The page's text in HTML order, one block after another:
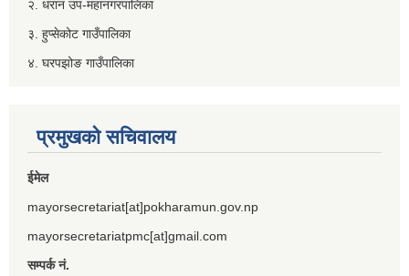
२. धरान उप-महानगरपालिका
३. हुप्सेकोट गाउँपालिका
४. घरपझोङ गाउँपालिका
प्रमुखको सचिवालय
ईमेल
mayorsecretariat[at]pokharamun.gov.np
mayorsecretariatpmc[at]gmail.com
सम्पर्क नं.